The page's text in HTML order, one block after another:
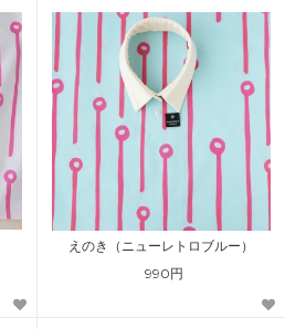
えのき（ニューレトロブルー）
990円